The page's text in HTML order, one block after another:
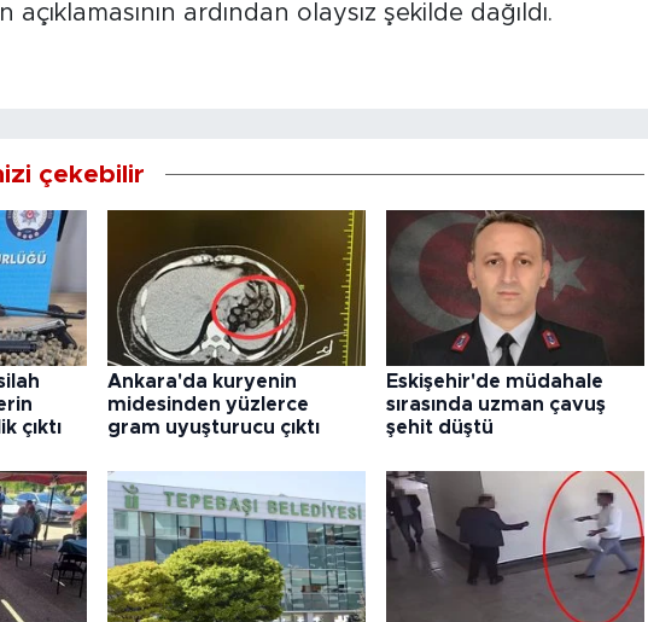
açıklamasının ardından olaysız şekilde dağıldı.
çekebilir
çıktı
Ankara'da kuryenin
midesinden yüzlerce
gram uyuşturucu çıktı
Eskişehir'de müdahale
sırasında uzman çavuş
şehit düştü